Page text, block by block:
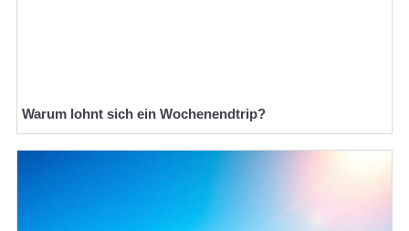
Warum lohnt sich ein Wochenendtrip?